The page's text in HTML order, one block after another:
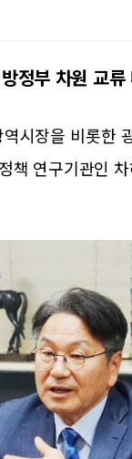
정부 차원 교류
시장을 비롯한
책 연구기관인